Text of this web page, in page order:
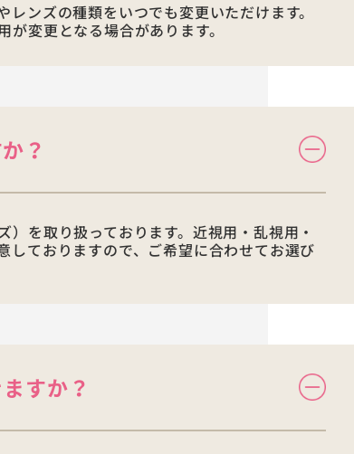
ンズの種類をいつでも変更いただけます。
変更となる場合があります。
？
を取り扱っております。近視用・乱視用・
しておりますので、ご希望に合わせてお選び
すか？